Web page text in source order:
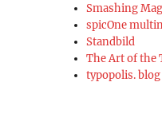
Smashing
spicOne
Standbild
The Art of the
typopolis. blog